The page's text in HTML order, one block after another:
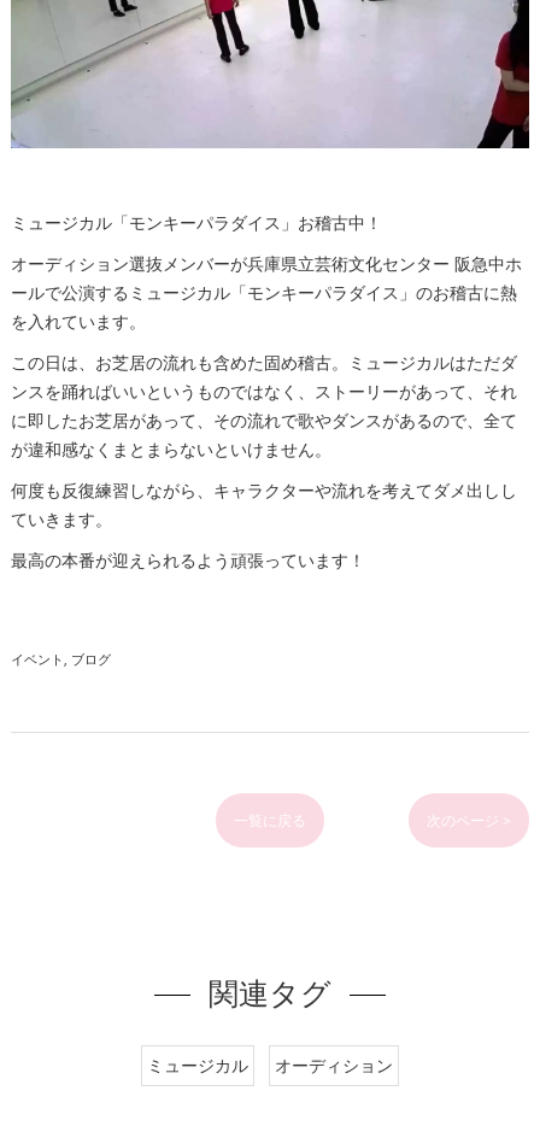
ミュージカル「モンキーパラダイス」お稽古中！
オーディション選抜メンバーが兵庫県立芸術文化センター 阪急中ホ
ールで公演するミュージカル「モンキーパラダイス」のお稽古に熱
を入れています。
この日は、お芝居の流れも含めた固め稽古。ミュージカルはただダ
ンスを踊ればいいというものではなく、ストーリーがあって、それ
に即したお芝居があって、その流れで歌やダンスがあるので、全て
が違和感なくまとまらないといけません。
何度も反復練習しながら、キャラクターや流れを考えてダメ出しし
ていきます。
最高の本番が迎えられるよう頑張っています！
イベント ブログ
一覧に戻る 次のページ >
関連タグ
ミュージカル オーディション